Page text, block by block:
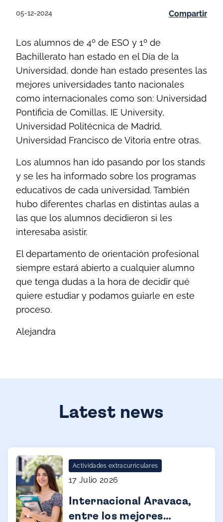
05-12-2024 Compartir
Los alumnos de 4º de ESO y 1º de
Bachillerato han estado en el Día de la
Universidad, donde han estado presentes las
mejores universidades tanto nacionales
como internacionales como son: Universidad
Pontificia de Comillas, IE University,
Universidad Politécnica de Madrid,
Universidad Francisco de Vitoria entre otras.
Los alumnos han ido pasando por los stands
y se les ha informado sobre los programas
educativos de cada universidad. También
hubo diferentes charlas en distintas aulas a
las que los alumnos decidieron si les
interesaba asistir.
El departamento de orientación profesional
siempre estará abierto a cualquier alumno
que tenga dudas a la hora de decidir qué
quiere estudiar y podamos guiarle en este
proceso.
Alejandra
Latest news
Actividades extracurriculares
17 Julio 2026
Internacional Aravaca,
entre los mejores